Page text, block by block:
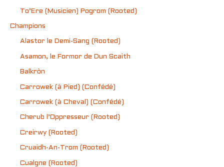
To’Ere (Musicien) Pogrom (Rooted)
Champions
Alastor le Demi-Sang (Rooted)
Asamon, le Formor de Dun Scaith
Balkròn
Carrowek (à Pied) (Confédé)
Carrowek (à Cheval) (Confédé)
Cherub l’Oppresseur (Rooted)
Creirwy (Rooted)
Cruaidh-An-Trom (Rooted)
Cualgne (Rooted)